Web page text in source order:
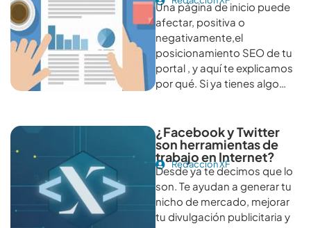
Una página de inicio puede
afectar, positiva o
negativamente,el
posicionamiento SEO de tu
portal , y aquí te explicamos
por qué. Si ya tienes algo…
¿Facebook y Twitter
son herramientas de
trabajo en Internet?
Redacción XF
Desde ya te decimos que lo
son. Te ayudan a generar tu
nicho de mercado, mejorar
tu divulgación publicitaria y